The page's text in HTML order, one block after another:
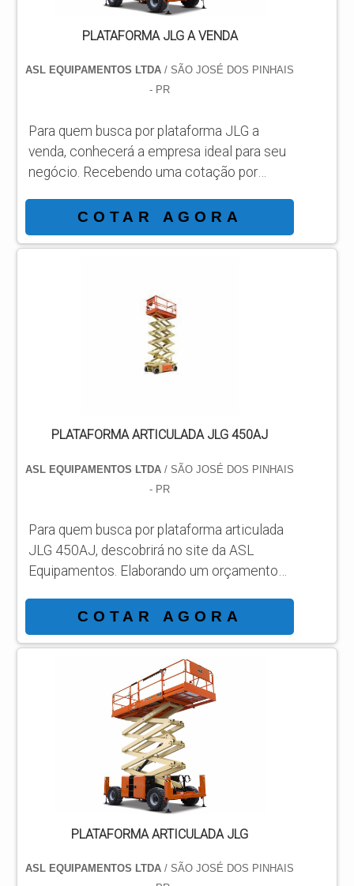
PLATAFORMA JLG A VENDA
ASL EQUIPAMENTOS LTDA/ SÃO JOSÉ DOS PINHAIS
- PR
Para quem busca por plataforma JLG a
venda, conhecerá a empresa ideal para seu
negócio. Recebendo uma cotação por
conhecendo a sofisticação, qualidade e
preço justo em um só lugar. MAIS
INFORMAÇÕES INTERESSANTES SOBRE
busca por plataforma JLG a venda em uma
empresa comprometida com os serviços,
acha o site da ASL Equipamentos. Uma
empresa com alto know-how em
COTAR AGORA
PLATAFORMA ARTICULADA JLG 450AJ
ASL EQUIPAMENTOS LTDA/ SÃO JOSÉ DOS PINHAIS
- PR
Para quem busca por plataforma articulada
JLG 450AJ, descobrirá no site da ASL
Equipamentos. Elaborando um orçamento
conhecendo a líder da área de atuação.
Quando a temática é plataforma articulada
JLG 450AJ, com a ASL Equipamentos
atingirá eficiência com comprometimento
com os resultados dos clientes.
DIFERENCIAIS IMPORTANTES DE
PLATAFORMA ARTICULADA JLG 450AJ
Há muitas maneiras eficientes de...
COTAR AGORA
PLATAFORMA ARTICULADA JLG
ASL EQUIPAMENTOS LTDA/ SÃO JOSÉ DOS PINHAIS